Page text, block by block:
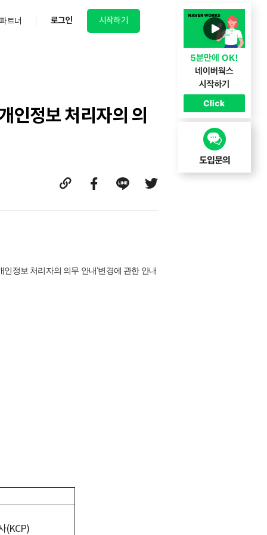
파트너 로그인 시작하기
인정보 처리자의 의
정보 처리자의 의무 안내’변경에 관한 안내
(KCP)